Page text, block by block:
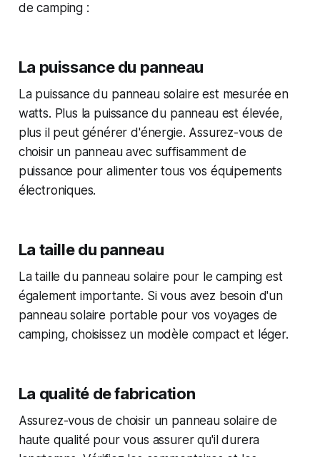
de camping :
La puissance du panneau
La puissance du panneau solaire est mesurée en
watts. Plus la puissance du panneau est élevée,
plus il peut générer d'énergie. Assurez-vous de
choisir un panneau avec suffisamment de
puissance pour alimenter tous vos équipements
électroniques.
La taille du panneau
La taille du panneau solaire pour le camping est
également importante. Si vous avez besoin d'un
panneau solaire portable pour vos voyages de
camping, choisissez un modèle compact et léger.
La qualité de fabrication
Assurez-vous de choisir un panneau solaire de
haute qualité pour vous assurer qu'il durera